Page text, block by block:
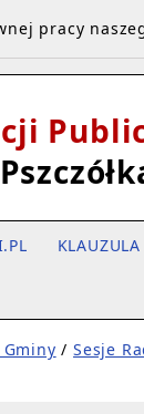
Gminy /Sesje
pracy